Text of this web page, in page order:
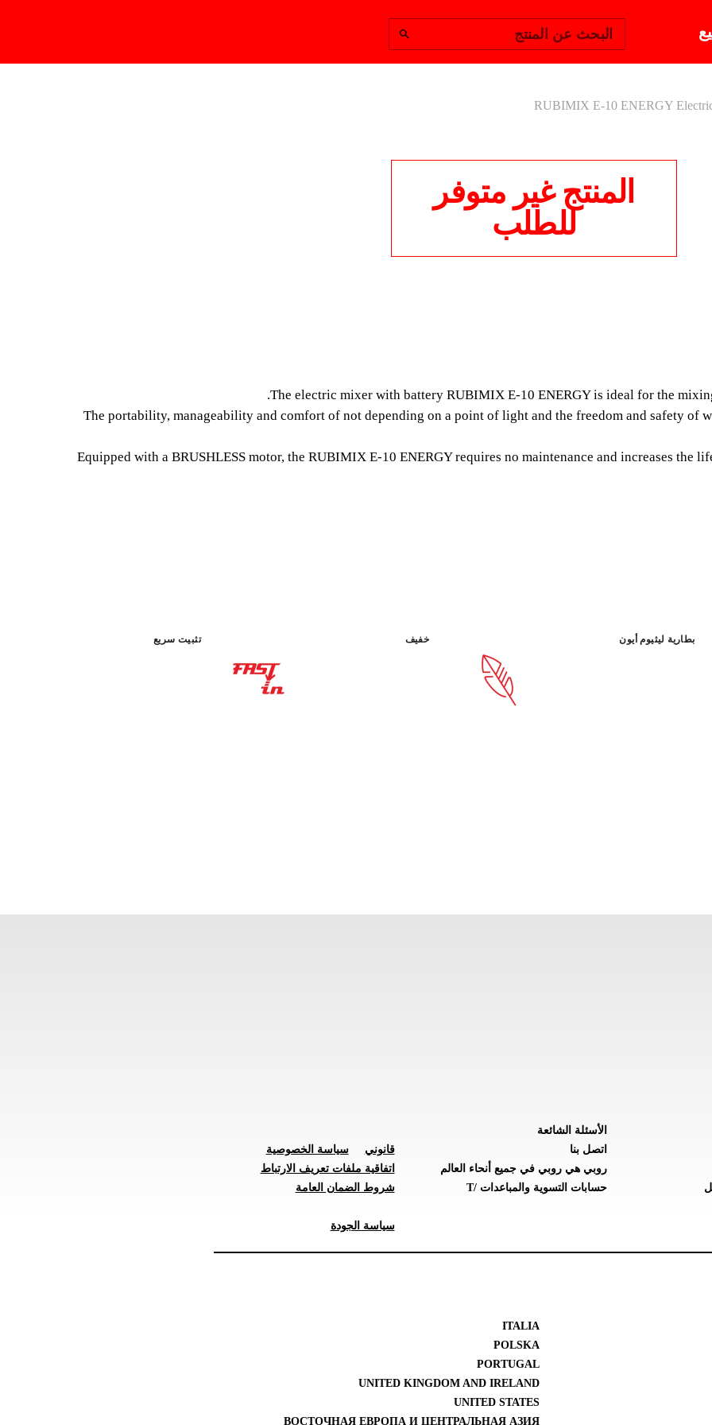
البحث عن المنتج
RUBIMIX E-10 ENERGY
المنتج غير متوفر
للطلب
CORDLESS BATTERY MIXER.
The electric mixer with battery RUBIMIX E-10 ENERGY is ideal for the
The electric mixer with battery RUBIMIX E-10 ENERGY is ideal for the
The portability, manageability and comfort of not depending on a point of light and the freedom and safety of
Equipped with a BRUSHLESS motor, the RUBIMIX E-10 ENERGY requires no maintenance and increases the
بطارية ليثيوم أيون خفيف تثبيت سريع
الأسئلة الشائعة
اتصل بنا
روبي هي روبي في جميع أنحاء العالم
حسابات التسوية والمباعدات /T
قانوني
سياسة الخصوصية
اتفاقية ملفات تعريف الارتباط
شروط الضمان العامة
سياسة الجودة
ITALIA
POLSKA
PORTUGAL
UNITED KINGDOM AND IRELAND
UNITED STATES
ВОСТОЧНАЯ ЕВРОПА И ЦЕНТРАЛЬНАЯ АЗИЯ